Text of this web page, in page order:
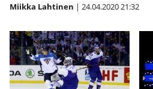
Miikka Lahtinen | 24.04.202021:32